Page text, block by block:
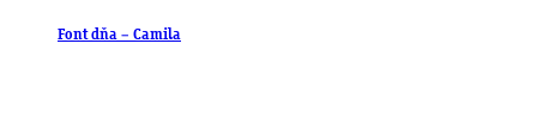
Font dňa – Camila